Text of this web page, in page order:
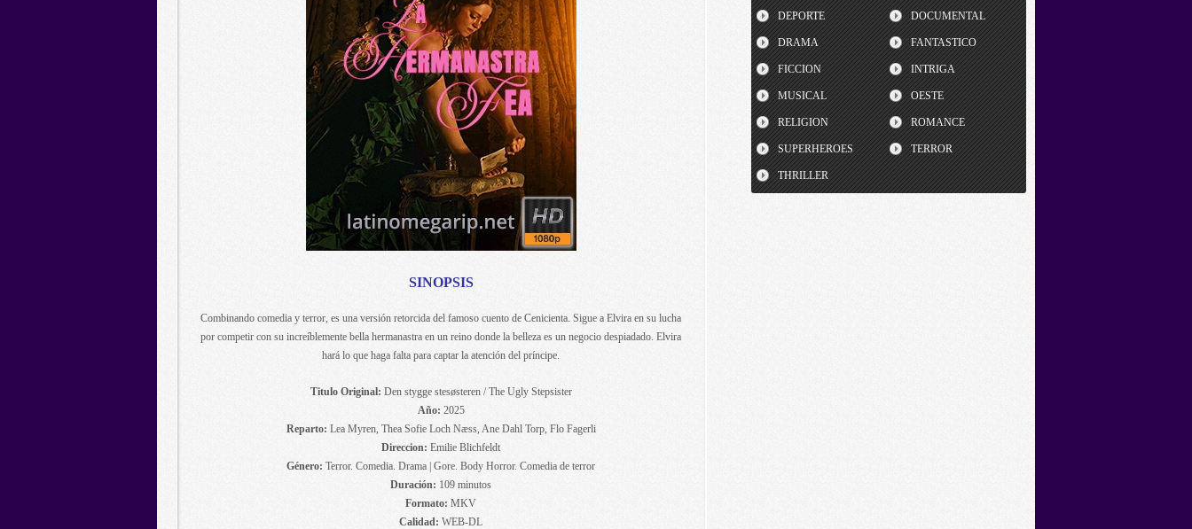
SINOPSIS
Combinando comedia y terror, es una versión retorcida del famoso cuento de Cenicienta. Sigue a Elvira en su lucha
por competir con su increíblemente bella hermanastra en un reino donde la belleza es un negocio despiadado. Elvira
hará lo que haga falta para captar la atención del príncipe.
Titulo Original: Den stygge stesøsteren / The Ugly Stepsister
Año: 2025
Reparto: Lea Myren, Thea Sofie Loch Næss, Ane Dahl Torp, Flo Fagerli
Direccion: Emilie Blichfeldt
Género: Terror. Comedia. Drama | Gore. Body Horror. Comedia de terror
Duración: 109 minutos
Formato: MKV
Calidad: WEB-DL
DEPORTE DOCUMENTAL
DRAMA FANTASTICO
FICCION INTRIGA
MUSICAL OESTE
RELIGION ROMANCE
SUPERHEROES TERROR
THRILLER